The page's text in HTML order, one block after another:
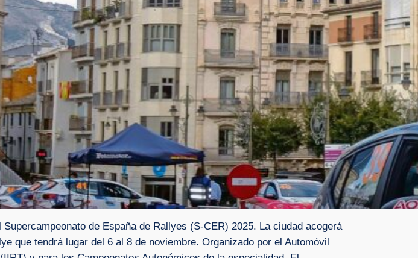
de España de Rallyes (S-CER) 2025. La ciudad acogerá
que tendrá lugar del 6 al 8 de noviembre. Organizado por el Automóvil